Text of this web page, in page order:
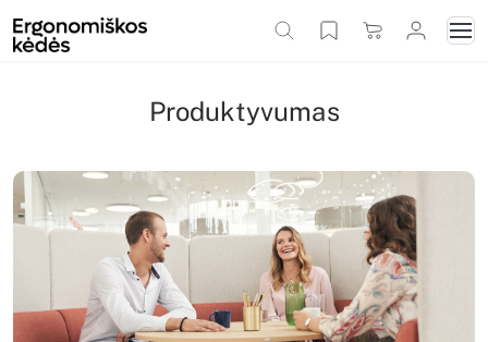
Produktyvumas